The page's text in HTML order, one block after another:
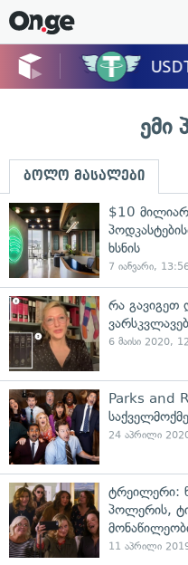
ემი
ბოლო მასალები
$10
ხსნის
7 იანვარი,
რა გავიგეთ
6 მაისი 2020,
Parks and
24 აპრილი
ტრეილერი:
პოლერის,
11 აპრილი